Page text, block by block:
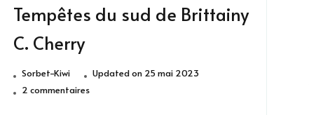
Tempêtes du sud de Brittainy
C. Cherry
Sorbet-Kiwi Updated on 25 mai 2023
2 commentairessur